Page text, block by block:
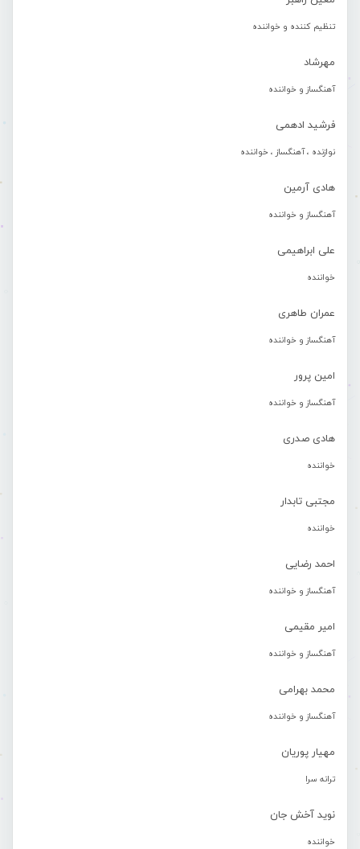
تنظیم کننده و خواننده
مهرشاد
آهنگساز و خواننده
فرشید ادهمی
نوازنده ، آهنگساز ، خواننده
هادی آرمین
آهنگساز و خواننده
علی ابراهیمی
خواننده
عمران طاهری
آهنگساز و خواننده
امین پرور
آهنگساز و خواننده
هادی صدری
خواننده
مجتبی تابدار
خواننده
احمد رضایی
آهنگساز و خواننده
امیر مقیمی
آهنگساز و خواننده
محمد بهرامی
آهنگساز و خواننده
مهیار پوریان
ترانه سرا
نوید آخش جان
خواننده